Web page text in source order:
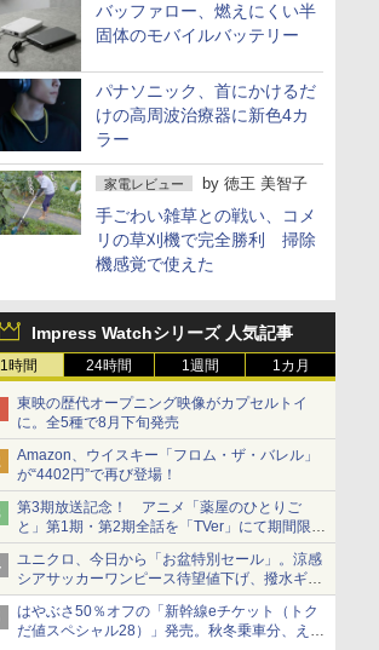
バッファロー、燃えにくい半
固体のモバイルバッテリー
パナソニック、首にかけるだ
けの高周波治療器に新色4カ
ラー
家電レビュー by 徳王 美智子
手ごわい雑草との戦い、コメ
リの草刈機で完全勝利 掃除
機感覚で使えた
Impress Watchシリーズ 人気記事
1時間 24時間 1週間 1カ月
東映の歴代オープニング映像がカプセルトイ
に。全5種で8月下旬発売
Amazon、ウイスキー「フロム・ザ・バレル」
が“4402円”で再び登場！
第3期放送記念！ アニメ「薬屋のひとりご
と」第1期・第2期全話を「TVer」にて期間限定
で順次無料配信開始
ユニクロ、今日から「お盆特別セール」。涼感
シアサッカーワンピース待望値下げ、撥水ギア
ショーツは1990円に
はやぶさ50％オフの「新幹線eチケット（トク
だ値スペシャル28）」発売。秋冬乗車分、えき